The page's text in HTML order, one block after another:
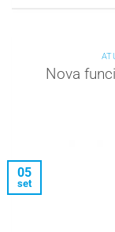
Nova
05
set